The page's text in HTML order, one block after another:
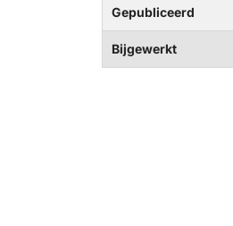
Gepubliceerd
Bijgewerkt